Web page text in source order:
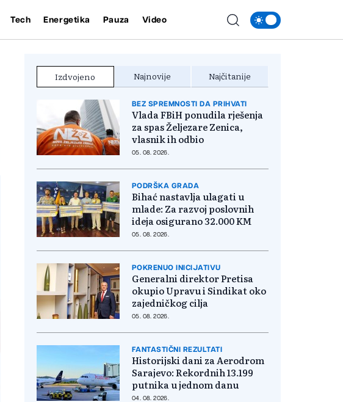
Tech Energetika Pauza Video
Izdvojeno Najnovije Najčitanije
BEZ SPREMNOSTI DA PRIHVATI
Vlada FBiH ponudila rješenja
za spas Željezare Zenica,
vlasnik ih odbio
05. 08. 2026.
PODRŠKA GRADA
Bihać nastavlja ulagati u
mlade: Za razvoj poslovnih
ideja osigurano 32.000 KM
05. 08. 2026.
POKRENUO INICIJATIVU
Generalni direktor Pretisa
okupio Upravu i Sindikat oko
zajedničkog cilja
05. 08. 2026.
FANTASTIČNI REZULTATI
Historijski dani za Aerodrom
Sarajevo: Rekordnih 13.199
putnika u jednom danu
04. 08. 2026.